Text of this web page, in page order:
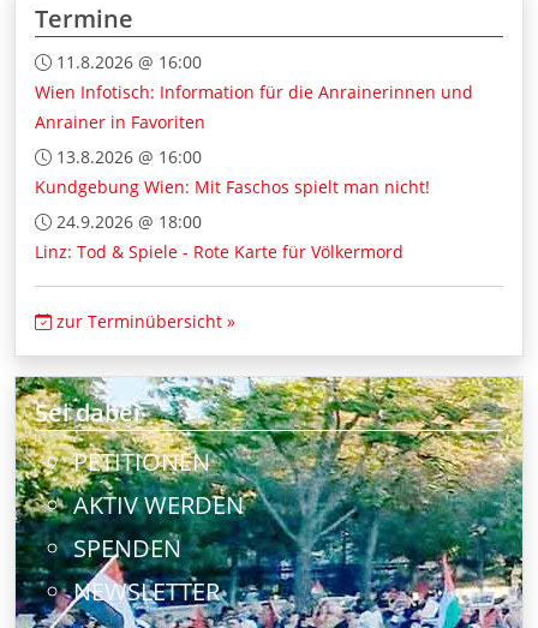
Termine
11.8.2026 @ 16:00
Wien Infotisch: Information für die Anrainerinnen und
Anrainer in Favoriten
13.8.2026 @ 16:00
Kundgebung Wien: Mit Faschos spielt man nicht!
24.9.2026 @ 18:00
Linz: Tod & Spiele - Rote Karte für Völkermord
zur Terminübersicht »
Sei dabei
PETITIONEN
AKTIV WERDEN
SPENDEN
NEWSLETTER